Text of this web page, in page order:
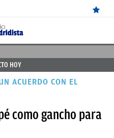
HOY
ACUERDO CON EL
como gancho para